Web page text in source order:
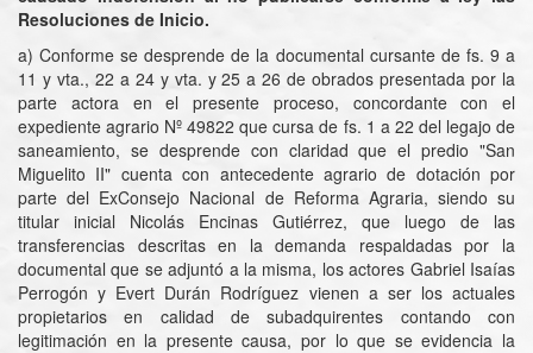
Resoluciones de Inicio.
a) Conforme se desprende de la documental cursante de fs. 9 a
11 y vta., 22 a 24 y vta. y 25 a 26 de obrados presentada por la
parte actora en el presente proceso, concordante con el
expediente agrario Nº 49822 que cursa de fs. 1 a 22 del legajo de
saneamiento, se desprende con claridad que el predio "San
Miguelito II" cuenta con antecedente agrario de dotación por
parte del ExConsejo Nacional de Reforma Agraria, siendo su
titular inicial Nicolás Encinas Gutiérrez, que luego de las
transferencias descritas en la demanda respaldadas por la
documental que se adjuntó a la misma, los actores Gabriel Isaías
Perrogón y Evert Durán Rodríguez vienen a ser los actuales
propietarios en calidad de subadquirentes contando con
legitimación en la presente causa, por lo que se evidencia la